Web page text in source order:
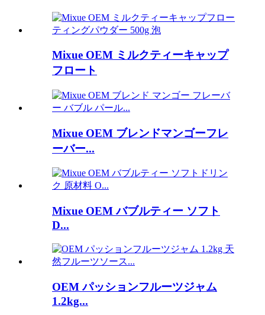
Mixue OEM ミルクティーキャップ
フロート
Mixue OEM ブレンドマンゴーフレ
ーバー...
Mixue OEM バブルティー ソフト
D...
OEM パッションフルーツジャム
1.2kg...